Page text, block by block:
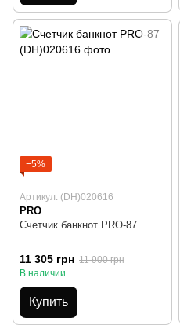
−5%
Артикул: (DH)020616
PRO
Счетчик банкнот PRO-87
11 305 грн 11 900 грн
В наличии
Купить